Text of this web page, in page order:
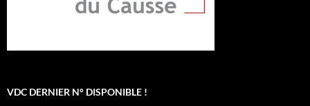
VDC DERNIER N° DISPONIBLE !